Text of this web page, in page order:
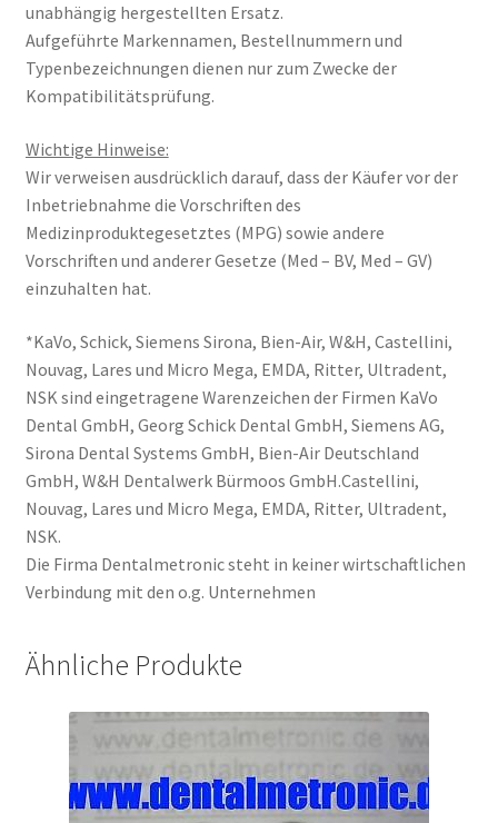
unabhängig hergestellten Ersatz.
Aufgeführte Markennamen, Bestellnummern und
Typenbezeichnungen dienen nur zum Zwecke der
Kompatibilitätsprüfung.
Wichtige Hinweise:
Wir verweisen ausdrücklich darauf, dass der Käufer vor der
Inbetriebnahme die Vorschriften des
Medizinproduktegesetztes (MPG) sowie andere
Vorschriften und anderer Gesetze (Med – BV, Med – GV)
einzuhalten hat.
*KaVo, Schick, Siemens Sirona, Bien-Air, W&H, Castellini,
Nouvag, Lares und Micro Mega, EMDA, Ritter, Ultradent,
NSK sind eingetragene Warenzeichen der Firmen KaVo
Dental GmbH, Georg Schick Dental GmbH, Siemens AG,
Sirona Dental Systems GmbH, Bien-Air Deutschland
GmbH, W&H Dentalwerk Bürmoos GmbH.Castellini,
Nouvag, Lares und Micro Mega, EMDA, Ritter, Ultradent,
NSK.
Die Firma Dentalmetronic steht in keiner wirtschaftlichen
Verbindung mit den o.g. Unternehmen
Ähnliche Produkte